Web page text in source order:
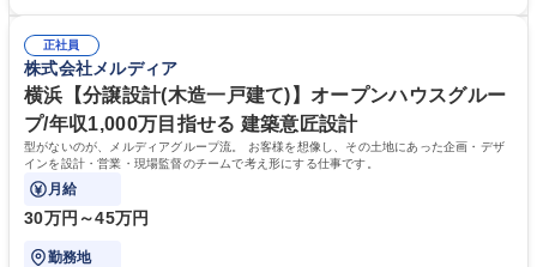
社との人事交流の可能性もあるポジションです。社内に税理士もおります
ので、税務についても学べるほか、財務業務にもチャレンジ可能で、財務
経理全般について経験できます。 学歴・資格 学歴：大学院 大学 高専 短大
専修学校 高校 語学力： 資格：日商簿記検定2級
正社員
株式会社メルディア
横浜【分譲設計(木造一戸建て)】オープンハウスグルー
プ/年収1,000万目指せる 建築意匠設計
型がないのが、メルディアグループ流。 お客様を想像し、その土地にあった企画・デザ
インを設計・営業・現場監督のチームで考え形にする仕事です。
月給
30万円～45万円
勤務地